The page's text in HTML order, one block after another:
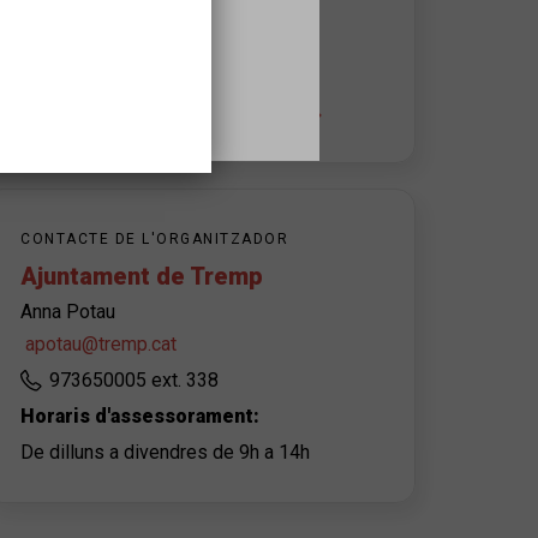
CONTACTE DE L'ORGANITZADOR
Ajuntament de Tremp
Anna Potau
apotau@tremp.cat
973650005 ext. 338
Horaris d'assessorament:
De dilluns a divendres de 9h a 14h